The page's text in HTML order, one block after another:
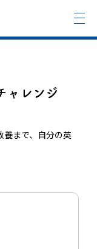
ャレンジ
養まで、自分の英